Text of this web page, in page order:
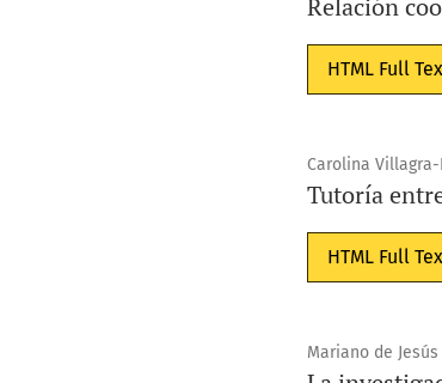
Relación
HTML Full
Carolina
Tutoría
HTML Full
Mariano de